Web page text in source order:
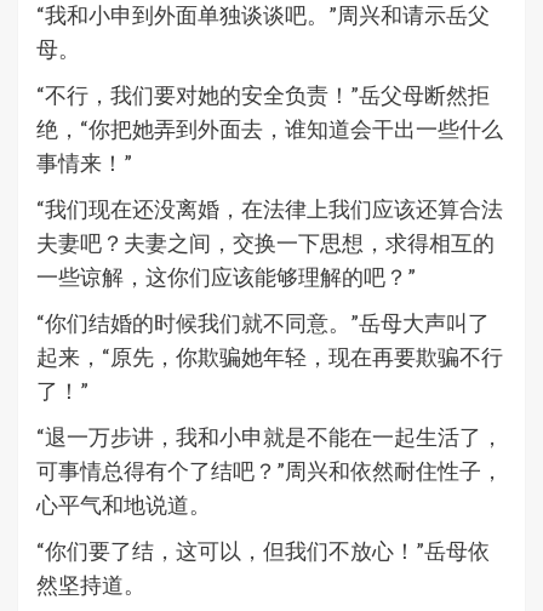
“我和小申到外面单独谈谈吧。”周兴和请示岳父
母。
“不行，我们要对她的安全负责！”岳父母断然拒
绝，“你把她弄到外面去，谁知道会干出一些什么
事情来！”
“我们现在还没离婚，在法律上我们应该还算合法
夫妻吧？夫妻之间，交换一下思想，求得相互的
一些谅解，这你们应该能够理解的吧？”
“你们结婚的时候我们就不同意。”岳母大声叫了
起来，“原先，你欺骗她年轻，现在再要欺骗不行
了！”
“退一万步讲，我和小申就是不能在一起生活了，
可事情总得有个了结吧？”周兴和依然耐住性子，
心平气和地说道。
“你们要了结，这可以，但我们不放心！”岳母依
然坚持道。